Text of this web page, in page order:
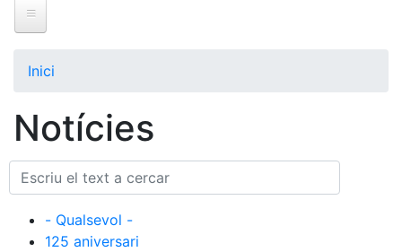
Història
història
Presidents
Inici
Notícies
- Qualsevol -
125 aniversari